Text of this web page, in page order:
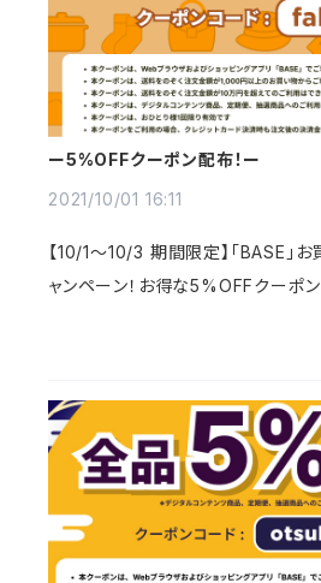
ー5%OFFクーポン配布！ー
2021/10/01 16:11
【10/1～10/3 期間限定】「BASE」
ャンペーン！お得な5%OFFクーポ